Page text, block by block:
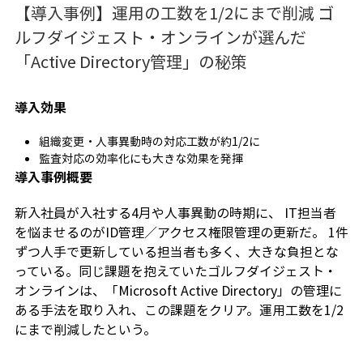
【導入事例】運用の工数を1/2にまで削減 ゴ
ルフダイジェスト・オンラインが選んだ
「Active Directory管理」の秘策
導入効果
組織変更・人事異動時の対応工数が約1/2に
監査対応の効率化にも大きな効果を発揮
導入事例概要
新入社員が入社する4月や人事異動の時期に、 IT担当者
を悩ませるのがID管理／アクセス権限管理の更新だ。 1件
ずつ人手で更新している担当者も多く、大きな負担とな
っている。同じ課題を抱えていたゴルフダイジェスト・
オンラインは、「Microsoft Active Directory」の管理に
ある手法を取り入れ、この課題をクリア。運用工数を1/2
にまで削減したという。